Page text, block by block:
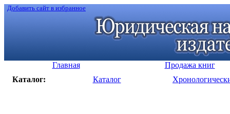
Добавить сайт в избранное
Главная
Продажа книг
Каталог:
Каталог